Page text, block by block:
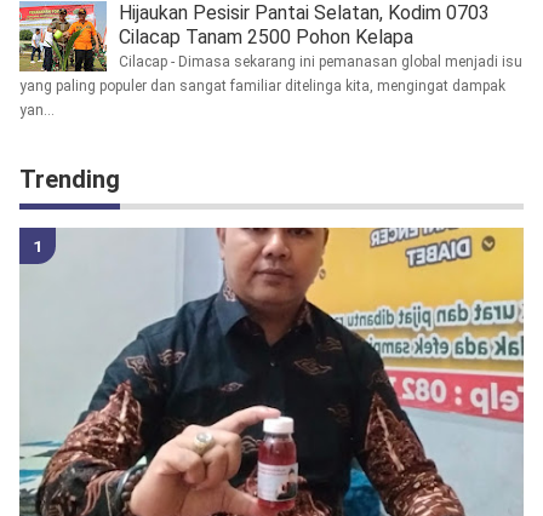
Hijaukan Pesisir Pantai Selatan, Kodim 0703
Cilacap Tanam 2500 Pohon Kelapa
Cilacap - Dimasa sekarang ini pemanasan global menjadi isu
yang paling populer dan sangat familiar ditelinga kita, mengingat dampak
yan...
Trending